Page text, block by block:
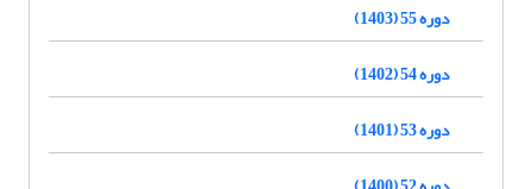
دوره 55 (1403)
دوره 54 (1402)
دوره 53 (1401)